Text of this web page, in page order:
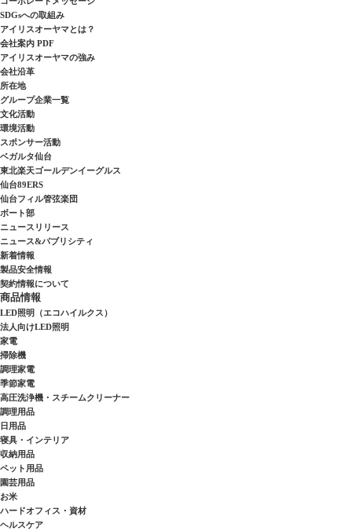
SDGsへの取組み
アイリスオーヤマとは？
会社案内 PDF
アイリスオーヤマの強み
会社沿革
所在地
グループ企業一覧
文化活動
環境活動
スポンサー活動
ベガルタ仙台
東北楽天ゴールデンイーグルス
仙台89ERS
仙台フィル管弦楽団
ボート部
ニュースリリース
ニュース&パブリシティ
新着情報
製品安全情報
契約情報について
商品情報
LED照明（エコハイルクス）
法人向けLED照明
家電
掃除機
調理家電
季節家電
高圧洗浄機・スチームクリーナー
調理用品
日用品
寝具・インテリア
収納用品
ペット用品
園芸用品
お米
ハードオフィス・資材
ヘルスケア